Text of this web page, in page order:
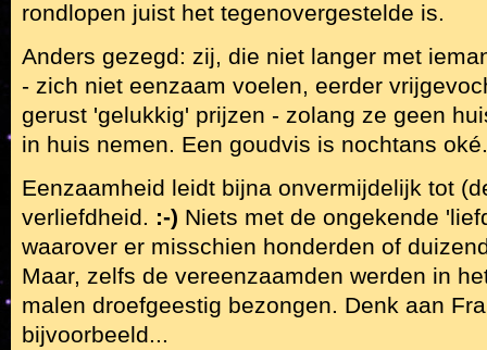
rondlopen juist het tegenovergestelde is.
Anders gezegd: zij, die niet langer met
- zich niet eenzaam voelen, eerder
gerust 'gelukkig' prijzen - zolang ze geen
in huis nemen. Een goudvis is nochtans
Eenzaamheid leidt bijna onvermijdelijk tot
verliefdheid. :-) Niets met de ongekende
waarover er misschien honderden of
Maar, zelfs de vereenzaamden werden in
malen droefgeestig bezongen. Denk aan
bijvoorbeeld...